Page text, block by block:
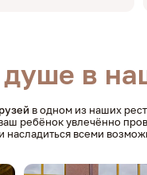
в
в одном из наших
ребёнок увлечённо
и насладиться всеми